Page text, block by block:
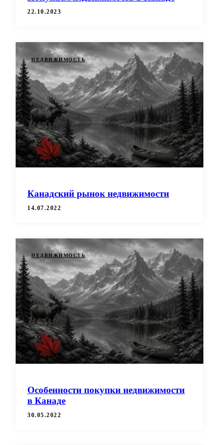
22.10.2023
НЕДВИЖИМОСТЬ
Канадский рынок недвижимости
14.07.2022
НЕДВИЖИМОСТЬ
Особенности покупки недвижимости
в Канаде
30.05.2022